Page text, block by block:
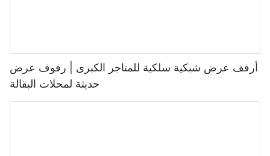
أرفف عرض شبكية سلكية للمتاجر الكبرى | رفوف عرض
حديثة لمحلات البقالة